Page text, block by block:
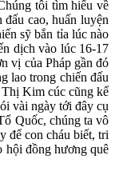
tôi tìm hiểu về
cao, huấn luyện
sỹ bắn tỉa lúc nào
dịch vào lúc 16-17
vị của Pháp gần đó
lao trong chiến đấu
Thị Kim cúc cũng kể
vài ngày tới đây cụ
Quốc, chúng ta vô
để con cháu biết, tri
hội đồng hương quê